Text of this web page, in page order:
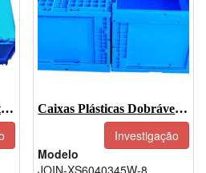
Caixa De Armazenamento Dobrável E Desmontável-JOIN-EU604022C Caixas Plásticas Dobráveis-JOIN-XS6040345W-8
Investigação
Modelo